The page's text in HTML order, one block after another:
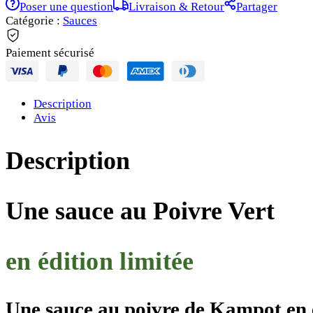
Poser une question
Livraison & Retour
Partager
Catégorie : Sauces
Paiement sécurisé
Description
Avis
Description
Une sauce au Poivre Vert
en édition limitée